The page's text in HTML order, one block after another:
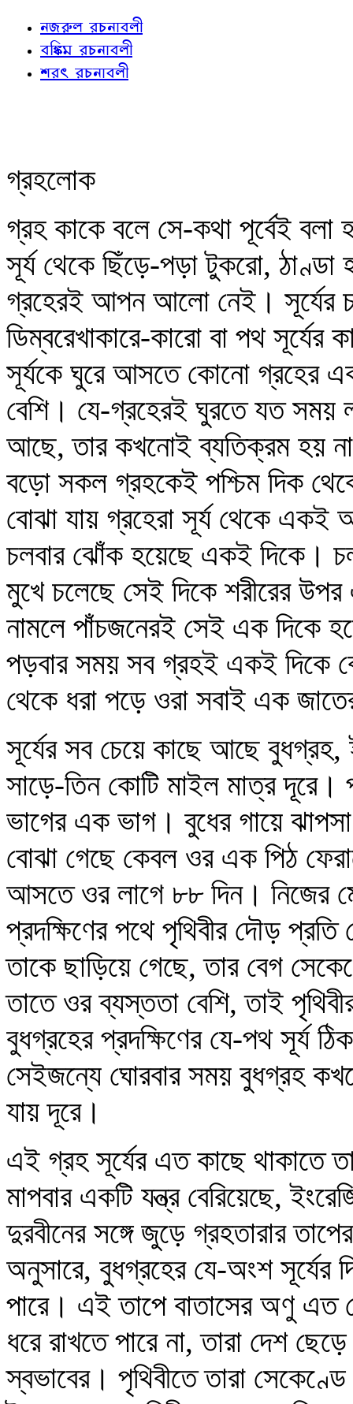
নজরুল রচনাবলী
বঙ্কিম রচনাবলী
শরৎ রচনাবলী
গ্রহলোক
গ্রহ কাকে বলে সে-কথা পূর্বেই
সূর্য থেকে ছিঁড়ে-পড়া টুকরো,
গ্রহেরই আপন আলো নেই। সূর্যের
ডিম্বরেখাকারে-কারো বা পথ
সূর্যকে ঘুরে আসতে কোনো গ্রহের
বেশি। যে-গ্রহেরই ঘুরতে যত সময়
আছে, তার কখনোই ব্যতিক্রম হয়
বড়ো সকল গ্রহকেই পশ্চিম দিক
বোঝা যায় গ্রহেরা সূর্য থেকে একই
চলবার ঝোঁক হয়েছে একই দিকে।
মুখে চলেছে সেই দিকে শরীরের
নামলে পাঁচজনেরই সেই এক দিকে
পড়বার সময় সব গ্রহই একই দিকে
থেকে ধরা পড়ে ওরা সবাই এক
সূর্যের সব চেয়ে কাছে আছে বুধগ্রহ,
সাড়ে-তিন কোটি মাইল মাত্র দূরে।
ভাগের এক ভাগ। বুধের গায়ে
বোঝা গেছে কেবল ওর এক পিঠ
আসতে ওর লাগে ৮৮ দিন। নিজের
প্রদক্ষিণের পথে পৃথিবীর দৌড়
তাকে ছাড়িয়ে গেছে, তার বেগ
তাতে ওর ব্যস্ততা বেশি, তাই
বুধগ্রহের প্রদক্ষিণের যে-পথ সূর্য
সেইজন্যে ঘোরবার সময় বুধগ্রহ
যায় দূরে।
এই গ্রহ সূর্যের এত কাছে থাকাতে
মাপবার একটি যন্ত্র বেরিয়েছে,
দুরবীনের সঙ্গে জুড়ে গ্রহতারার
অনুসারে, বুধগ্রহের যে-অংশ সূর্যের
পারে। এই তাপে বাতাসের অণু এত
ধরে রাখতে পারে না, তারা দেশ
স্বভাবের। পৃথিবীতে তারা